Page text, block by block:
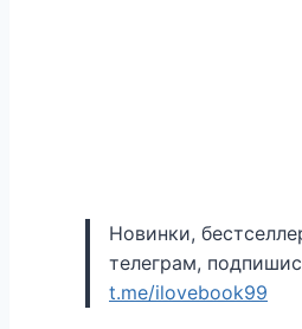
Новинки,
телеграм,
t.me/ilovebook99